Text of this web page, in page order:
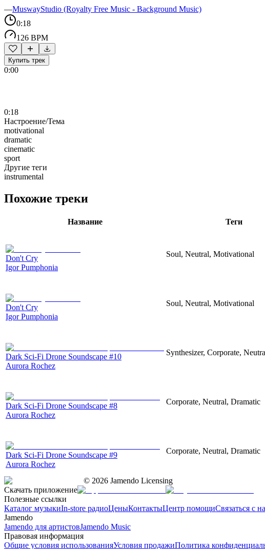
—MuswayStudio (Royalty Free Music - Background Music)
0:18
126 BPM
Купить трек
0:00
0:18
Настроение/Тема
motivational
dramatic
cinematic
sport
Другие теги
instrumental
Похожие треки
Название Теги
Don't Cry
Igor Pumphonia
Soul, Neutral, Motivational
Don't Cry
Igor Pumphonia
Soul, Neutral, Motivational
Dark Sci-Fi Drone Soundscape #10
Aurora Rochez
Synthesizer, Corporate,
Dark Sci-Fi Drone Soundscape #8
Aurora Rochez
Corporate, Neutral, Dramatic
Dark Sci-Fi Drone Soundscape #9
Aurora Rochez
Corporate, Neutral, Dramatic
© 2026 Jamendo Licensing
Скачать приложение
Полезные ссылки
Каталог музыкиIn-store радиоЦеныКонтактыЦентр помощиСвязаться с
Jamendo
Jamendo для артистовJamendo Music
Правовая информация
Общие условия использованияУсловия продажиПолитика